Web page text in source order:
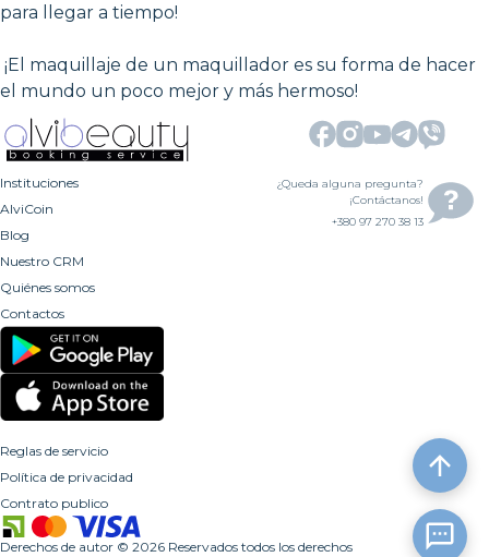
para llegar a tiempo!
¡El maquillaje de un maquillador es su forma de hacer
el mundo un poco mejor y más hermoso!
Instituciones
AlviCoin
Blog
Nuestro CRM
Quiénes somos
Contactos
¿Queda alguna pregunta?
¡Contáctanos!
+380 97 270 38 13
Reglas de servicio
Política de privacidad
Contrato publico
Derechos de autor © 2026 Reservados todos los derechos